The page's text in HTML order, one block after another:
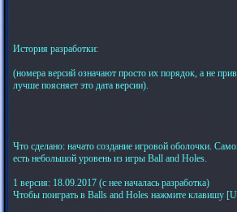
История разработки:
(номера версий означают просто их порядок, а не
лучше поясняет это дата версии).
Что сделано: начато создание игровой оболочки.
есть небольшой уровень из игры Ball and Holes.
1 версия: 18.09.2017 (с нее началась разработка)
Чтобы поиграть в Balls and Holes нажмите клавишу